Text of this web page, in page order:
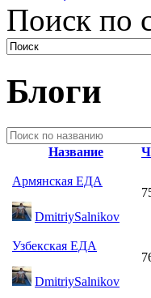
Поиск по
Блоги
Название
Армянская ЕДА
DmitriySalnikov
Узбекская ЕДА
DmitriySalnikov